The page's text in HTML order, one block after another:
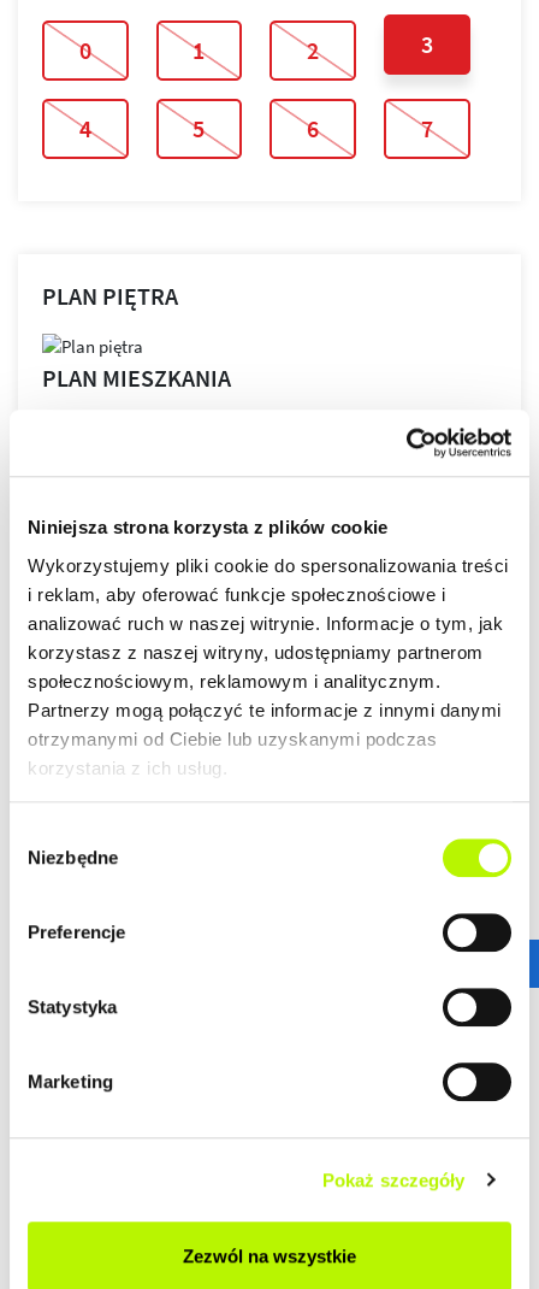
Niniejsza strona korzysta z plików cookie
Wykorzystujemy pliki cookie do spersonalizowania treści
i reklam, aby oferować funkcje społecznościowe i
analizować ruch w naszej witrynie. Informacje o tym, jak
korzystasz z naszej witryny, udostępniamy partnerom
społecznościowym, reklamowym i analitycznym.
Partnerzy mogą połączyć te informacje z innymi danymi
otrzymanymi od Ciebie lub uzyskanymi podczas
korzystania z ich usług.
zgody
Niezbędne
Preferencje
Statystyka
Marketing
Pokaż szczegóły
Zezwól na wszystkie
0 1 2 3
4 5 6 7
PLAN PIĘTRA
PLAN MIESZKANIA
LOKALIZACJA
Bella Dolina to nasze drugie, realizowane kompleksowo,
a zarazem całkowicie od podstaw osiedle w Rzeszowie.
Wyznacza ono nowe standardy w kreowaniu przestrzeni
miejskich osiedli, tak aby młodym, nowoczesnym
Rzeszowianom żyło się komfortowo. Lokalizacja ta
gwarantuje wprost niesamowitą dostępność
komunikacyjną.
DOWIEDZ SIĘ WIĘCEJ O LOKALIZACJI
urokliwe budynki
GALERIA